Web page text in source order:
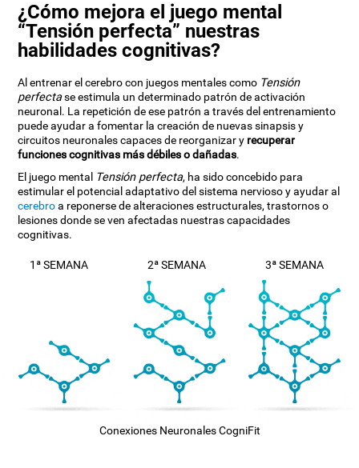
¿Cómo mejora el juego mental
“Tensión perfecta” nuestras
habilidades cognitivas?
Al entrenar el cerebro con juegos mentales como Tensión
perfectase estimula un determinado patrón de activación
neuronal. La repetición de ese patrón a través del entrenamiento
puede ayudar a fomentar la creación de nuevas sinapsis y
circuitos neuronales capaces de reorganizar y recuperar
funciones cognitivas más débiles o dañadas.
El juego mental Tensión perfecta, ha sido concebido para
estimular el potencial adaptativo del sistema nervioso y ayudar al
cerebroa reponerse de alteraciones estructurales, trastornos o
lesiones donde se ven afectadas nuestras capacidades
cognitivas.
1ª SEMANA 2ª SEMANA 3ª SEMANA
Conexiones Neuronales CogniFit